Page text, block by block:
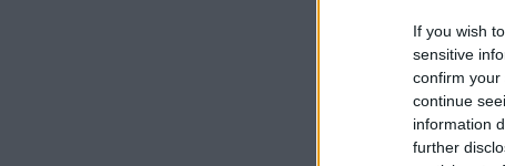
If you wish
sensitive
confirm your
continue
information
further
Szavazzon Ön is!